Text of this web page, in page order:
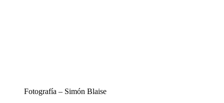
Fotografía – Simón Blaise